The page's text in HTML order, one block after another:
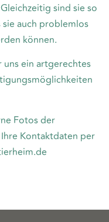
sind sie so
auch problemlos
können.
uns ein artgerechtes
Fotos der
Kontaktdaten per